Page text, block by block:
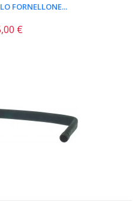
FORNELLONE...
€